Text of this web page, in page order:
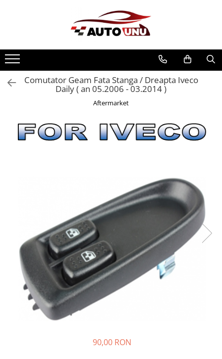
Comutator Geam Fata Stanga / Dreapta Iveco
Daily ( an 05.2006 - 03.2014 )
Aftermarket
90,00 RON